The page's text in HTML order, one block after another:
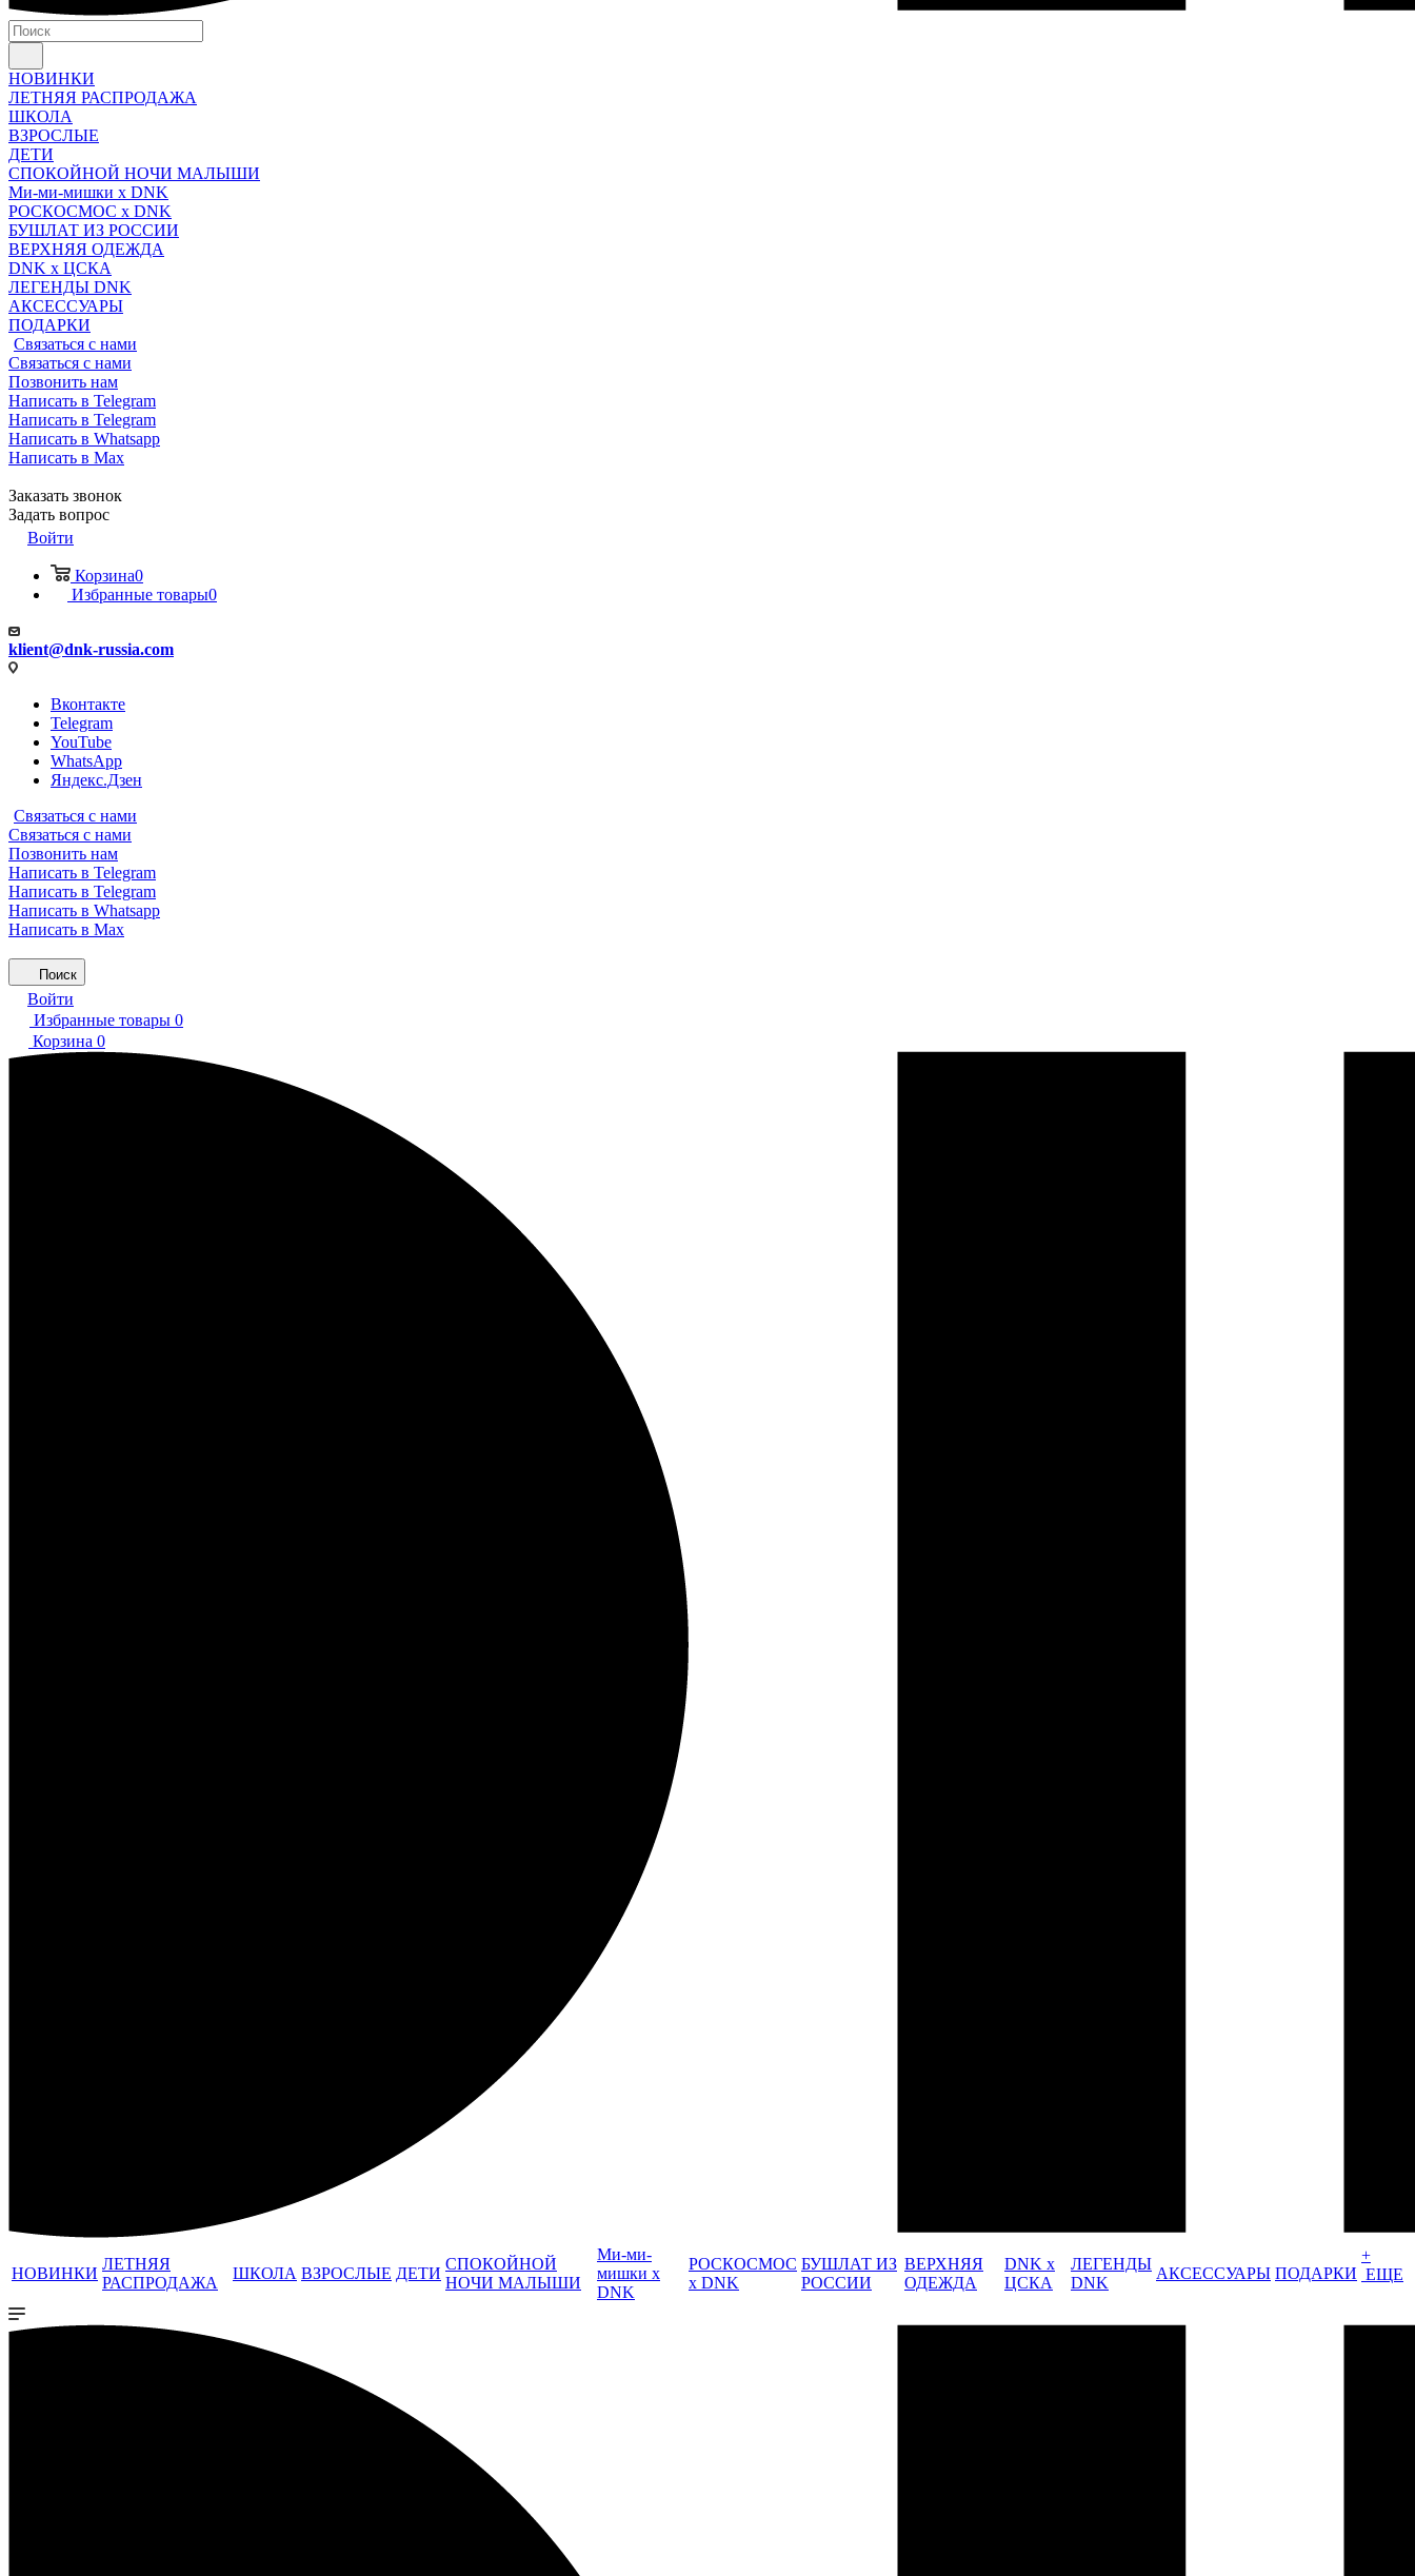
НОВИНКИ
ЛЕТНЯЯ РАСПРОДАЖА
ШКОЛА
ВЗРОСЛЫЕ
ДЕТИ
СПОКОЙНОЙ НОЧИ МАЛЫШИ
Ми-ми-мишки x DNK
РОСКОСМОС x DNK
БУШЛАТ ИЗ РОССИИ
ВЕРХНЯЯ ОДЕЖДА
DNK x ЦСКА
ЛЕГЕНДЫ DNK
АКСЕССУАРЫ
ПОДАРКИ
Связаться с нами
Связаться с нами
Позвонить нам
Написать в Telegram
Написать в Telegram
Написать в Whatsapp
Написать в Max
Заказать звонок
Задать вопрос
Войти
Корзина0
Избранные товары0
klient@dnk-russia.com
Вконтакте
Telegram
YouTube
WhatsApp
Яндекс.Дзен
Связаться с нами
Связаться с нами
Позвонить нам
Написать в Telegram
Написать в Telegram
Написать в Whatsapp
Написать в Max
Поиск
Войти
Избранные товары 0
Корзина 0
НОВИНКИ
ЛЕТНЯЯ
РАСПРОДАЖА
ШКОЛА ВЗРОСЛЫЕ ДЕТИ
СПОКОЙНОЙ
НОЧИ МАЛЫШИ
Ми-ми-
мишки x
DNK
РОСКОСМОС
x DNK
БУШЛАТ ИЗ
РОССИИ
ВЕРХНЯЯ
ОДЕЖДА
DNK x
ЦСКА
ЛЕГЕНДЫ
DNK
АКСЕССУАРЫ ПОДАРКИ
+
ЕЩЕ